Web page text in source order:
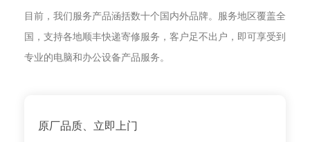
目前，我们服务产品涵括数十个国内外品牌。服务地区覆盖全
国，支持各地顺丰快递寄修服务，客户足不出户，即可享受到
专业的电脑和办公设备产品服务。
原厂品质、立即上门